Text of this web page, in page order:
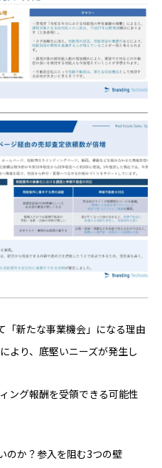
新たな事業機会」になる理由
より、底堅いニーズが発生し
ング報酬を受領できる可能性
のか？参入を阻む3つの壁